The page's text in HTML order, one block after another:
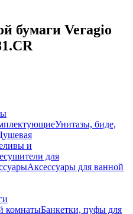
бумаги Veragio
Унитазы, биде,
и
для
Аксессуары для ванной
комнатыБанкетки, пуфы для